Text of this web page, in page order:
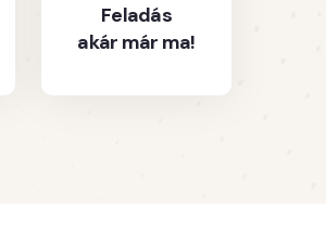
Feladás
akár már ma!